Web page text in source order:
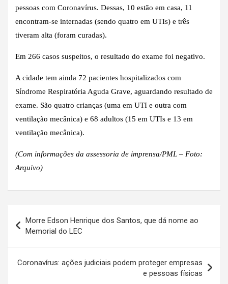
pessoas com Coronavírus. Dessas, 10 estão em casa, 11
encontram-se internadas (sendo quatro em UTIs) e três
tiveram alta (foram curadas).
Em 266 casos suspeitos, o resultado do exame foi negativo.
A cidade tem ainda 72 pacientes hospitalizados com
Síndrome Respiratória Aguda Grave, aguardando resultado de
exame. São quatro crianças (uma em UTI e outra com
ventilação mecânica) e 68 adultos (15 em UTIs e 13 em
ventilação mecânica).
(Com informações da assessoria de imprensa/PML – Foto:
Arquivo)
de
Post
Morre Edson Henrique dos Santos, que dá nome ao
Memorial do LEC
Coronavírus: ações judiciais podem proteger empresas
e pessoas físicas